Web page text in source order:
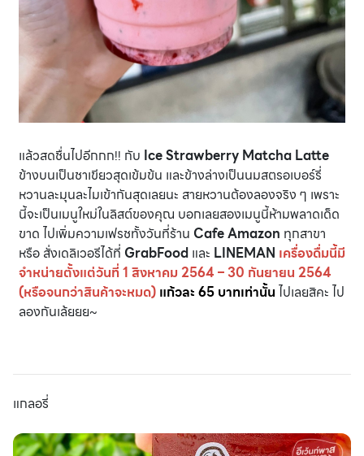
แล้วสดชื่นไปอีกกก!! กับ Ice Strawberry Matcha Latte
ข้างบนเป็นชาเขียวสุดเข้มข้น และข้างล่างเป็นนมสตรอเบอร์รี่
หวานละมุนละไมเข้ากันสุดเลยนะ สายหวานต้องลองจริง ๆ เพราะ
นี้จะเป็นเมนูใหม่ในลิสต์ของคุณ บอกเลยสองเมนูนี้ห้ามพลาดเด็ด
ขาด ไปเพิ่มความเฟรชทั้งวันที่ร้าน Cafe Amazon ทุกสาขา
หรือ สั่งเดลิเวอรีได้ที่ GrabFood และ LINEMAN เครื่องดื่มนี้มี
จำหน่ายตั้งแต่วันที่ 1 สิงหาคม 2564 – 30 กันยายน 2564
(หรือจนกว่าสินค้าจะหมด) แก้วละ 65 บาทเท่านั้น ไปเลยสิคะ ไป
ลองกันเล้ยยย~
แกลอรี่